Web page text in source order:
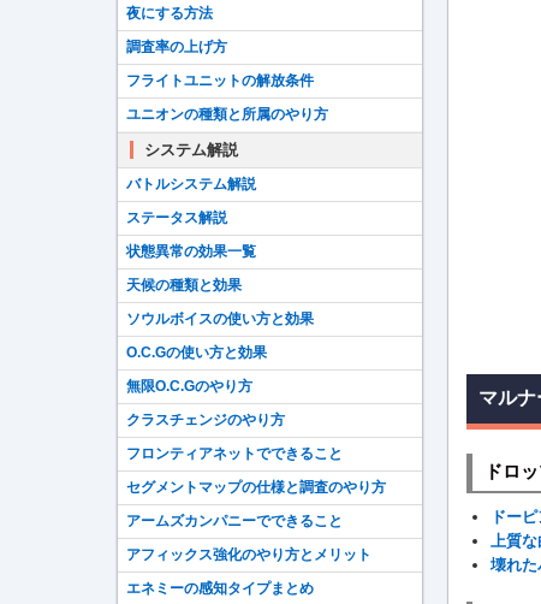
マル
ドロ
ドー
上質な
壊れた
夜にする方法
調査率の上げ方
フライトユニットの解放条件
ユニオンの種類と所属のやり方
システム解説
バトルシステム解説
ステータス解説
状態異常の効果一覧
天候の種類と効果
ソウルボイスの使い方と効果
O.C.Gの使い方と効果
無限O.C.Gのやり方
クラスチェンジのやり方
フロンティアネットでできること
セグメントマップの仕様と調査のやり方
アームズカンパニーでできること
アフィックス強化のやり方とメリット
エネミーの感知タイプまとめ